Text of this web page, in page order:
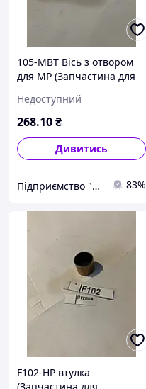
105-MBT Вісь з отвором
для МР (Запчастина для
HP-20, HP-25, HP-30, TX-20,
TX-25, TX-30)
Недоступний
268.10₴
Дивитись
Підприємство "Стандарт" 83%
F102-HP втулка